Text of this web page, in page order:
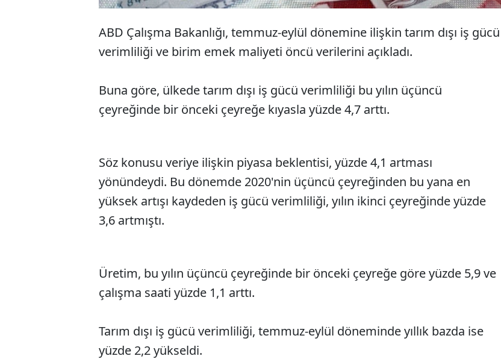
ABD Çalışma Bakanlığı, temmuz-eylül dönemine ilişkin tarım dışı iş gücü
verimliliği ve birim emek maliyeti öncü verilerini açıkladı.
Buna göre, ülkede tarım dışı iş gücü verimliliği bu yılın üçüncü
çeyreğinde bir önceki çeyreğe kıyasla yüzde 4,7 arttı.
Söz konusu veriye ilişkin piyasa beklentisi, yüzde 4,1 artması
yönündeydi. Bu dönemde 2020'nin üçüncü çeyreğinden bu yana en
yüksek artışı kaydeden iş gücü verimliliği, yılın ikinci çeyreğinde yüzde
3,6 artmıştı.
Üretim, bu yılın üçüncü çeyreğinde bir önceki çeyreğe göre yüzde 5,9 ve
çalışma saati yüzde 1,1 arttı.
Tarım dışı iş gücü verimliliği, temmuz-eylül döneminde yıllık bazda ise
yüzde 2,2 yükseldi.